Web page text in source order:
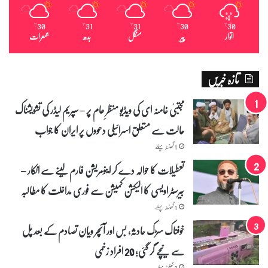
30
℃
اتوار
30
℃
پیر
31
℃
منگل
31
℃
بدھ
30
℃
جمعرات
تازہ خبریں
مجتبیٰ خامنہ ای کی ویڈیو منظرِ عام پر – سپریم لیڈر کی تشویشناک
حالت سے متعلق اسرائیلی دعووں پر ایران کا جواب
1 گھنٹہ پہلے
تعطیلات کا حوالہ دے کر اینومریشن فارم لینے سے انکار –
بیرسٹر اویسی کا الیکشن کمیشن سے فوری مداخلت کا مطالبہ
1 گھنٹہ پہلے
خوفناک سڑک حادثہ، بس اور آئچر ویان تصادم کے بعد پل
سے نیچے گر گئی؛ 20 افراد زخمی